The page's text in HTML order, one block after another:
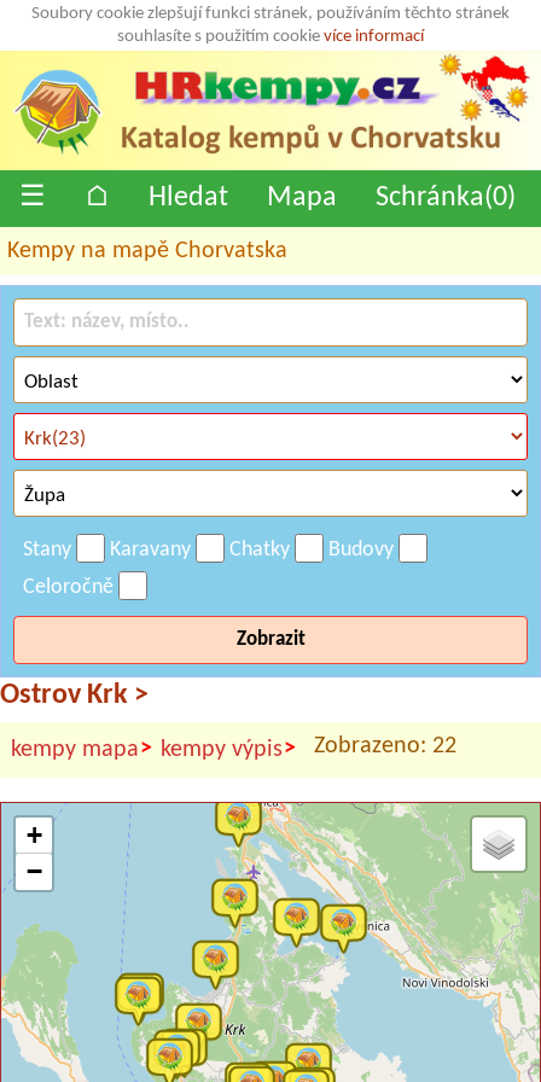
Soubory cookie zlepšují funkci stránek, používáním těchto stránek
souhlasíte s použitím cookie více informací
☰ ⌂ Hledat Mapa Schránka(0)
Kempy na mapě Chorvatska
Stany Karavany Chatky
Budovy
Celoročně
Zobrazit
Ostrov Krk >
kempy mapa> kempy výpis> Zobrazeno: 22
+
−